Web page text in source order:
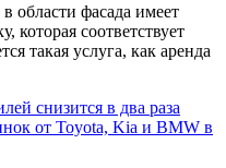
области фасада имеет
которая соответствует
такая услуга, как аренда
от Toyota, Kia и BMW в